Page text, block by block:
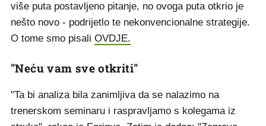
više puta postavljeno pitanje, no ovoga puta otkrio je
nešto novo - podrijetlo te nekonvencionalne strategije.
O tome smo pisali OVDJE.
"Neću vam sve otkriti"
"Ta bi analiza bila zanimljiva da se nalazimo na
trenerskom seminaru i raspravljamo s kolegama iz